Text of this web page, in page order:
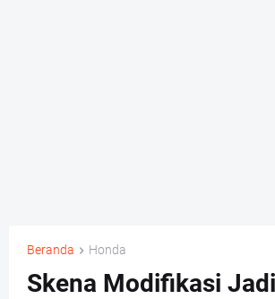
Beranda Honda
Skena Modifikasi